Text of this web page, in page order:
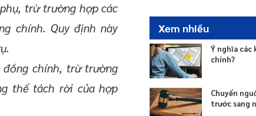
trừ trường hợp các
chính. Quy định này
đồng chính, trừ trường
thể tách rời của hợp
Xem nhiều
Ý nghĩa các
chính?
Chuyển
trước sang